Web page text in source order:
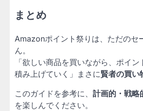
まとめ
Amazonポイント祭りは、ただのセ
ん。
「欲しい商品を買いながら、ポイ
積み上げていく」まさに賢者の買い
このガイドを参考に、 計画的・戦略
を楽しんでください。